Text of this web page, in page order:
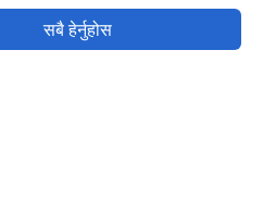
सबै हेर्नुहोस